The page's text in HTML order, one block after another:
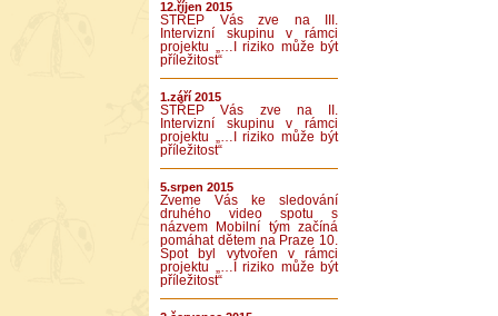
12.říjen 2015
STŘEP Vás zve na III.
Intervizní skupinu v rámci
projektu „…I riziko může být
příležitost“
1.září 2015
STŘEP Vás zve na II.
Intervizní skupinu v rámci
projektu „…I riziko může být
příležitost“
5.srpen 2015
Zveme Vás ke sledování
druhého video spotu s
názvem Mobilní tým začíná
pomáhat dětem na Praze 10.
Spot byl vytvořen v rámci
projektu „…I riziko může být
příležitost“